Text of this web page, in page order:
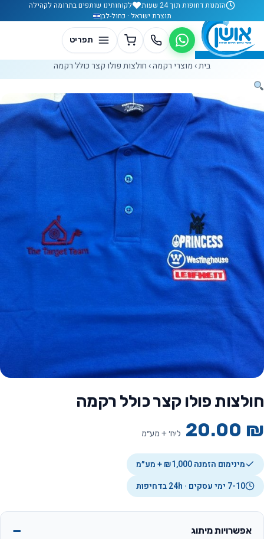
דלג לתוכןהזמנות דחופות תוך 24 שעות
לקוחותינו שותפים בתרומה לקהילה
תוצרת ישראל · כחול-לבן
בית› מוצרי רקמה› חולצות פולו קצר כולל רקמה
חולצות פולו קצר כולל רקמה
20.00 ₪ ליח׳ + מע״מ
מינימום הזמנה ₪1,000 + מע״מ
7-10 ימי עסקים · 24h בדחיפות
אפשרויות מיתוג